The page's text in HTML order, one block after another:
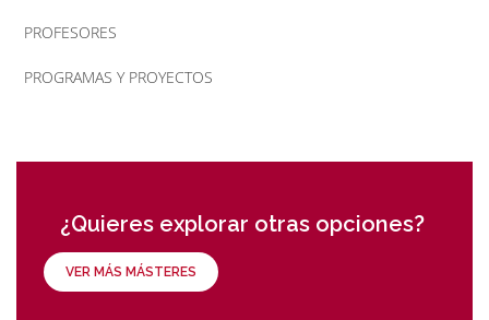
PROFESORES
PROGRAMAS Y PROYECTOS
¿Quieres explorar otras opciones?
VER MÁS MÁSTERES